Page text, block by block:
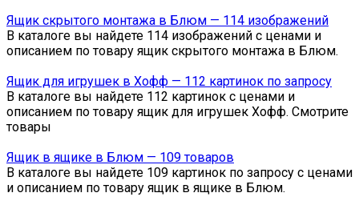
Ящик скрытого монтажа в Блюм — 114 изображений
В каталоге вы найдете 114 изображений с ценами и
описанием по товару ящик скрытого монтажа в Блюм.
Ящик для игрушек в Хофф — 112 картинок по запросу
В каталоге вы найдете 112 картинок с ценами и
описанием по товару ящик для игрушек Хофф. Смотрите
товары
Ящик в ящике в Блюм — 109 товаров
В каталоге вы найдете 109 картинок по запросу с ценами
и описанием по товару ящик в ящике в Блюм.